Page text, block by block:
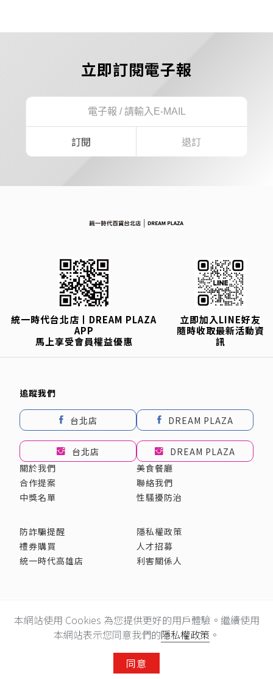
立即訂閱電子報
訂閱 退訂
統一時代台北店丨DREAM PLAZA
APP
馬上享受會員權益優惠
立即加入LINE好友
隨時收取最新活動資
訊
追蹤我們
台北店 DREAM PLAZA
台北店
DREAM PLAZA
關於我們
美食餐廳
合作提案
聯絡我們
中獎名單
性騷擾防治
防詐騙提醒
隱私權政策
禮券購買
人才招募
統一時代高雄店
利害關係人
建議使用Chrome、Firefox、Safari最新版本瀏覽
統一企業集團 © 統一百華股份有限公司 All rights reserved.
本網站使用 Cookies 為您提供更好的用戶體驗。繼續使用
本網站表示您同意我們的隱私權政策 。
同意